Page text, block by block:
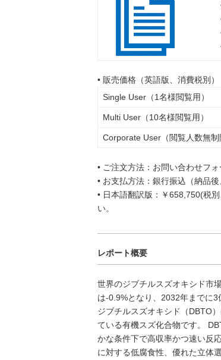
• 販売価格（英語版、消費税別）
Single User（1名様閲覧用）
Multi User（10名様閲覧用）
Corporate User（閲覧人数無制
• ご注文方法：お問い合わせフ
• お支払方法：銀行振込（納品後
• 日本語翻訳版：￥658,750(税
い。
レポート概要
世界のジブチルスズオキシド市
は-0.9%となり、2032年までに3
ジブチルスズオキシド（DBTO
ている有機スズ化合物です。
かな条件下で高収率かつ速い反
に対する低腐食性、優れた立体